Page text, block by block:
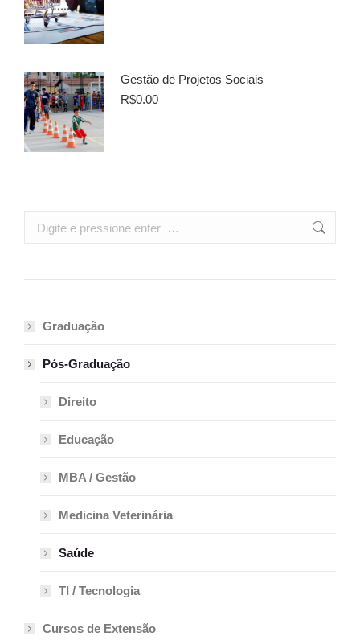
Gestão de Projetos Sociais
R$0.00
Search:
Graduação
Pós-Graduação
Direito
Educação
MBA / Gestão
Medicina Veterinária
Saúde
TI / Tecnologia
Cursos de Extensão